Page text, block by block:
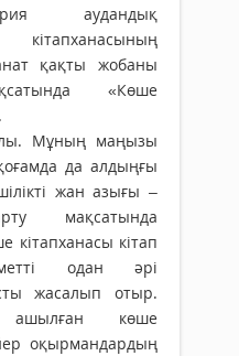
аудандық
кітапханасының
қақты жобаны
«Көше
Мұның маңызы
да алдыңғы
жан азығы –
мақсатында
кітапханасы кітап
одан әрі
жасалып отыр.
көше
оқырмандардың